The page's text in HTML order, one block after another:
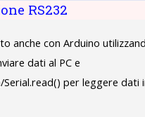
RS232
anche con Arduino
dati al PC e
Serial.read() per leggere dati